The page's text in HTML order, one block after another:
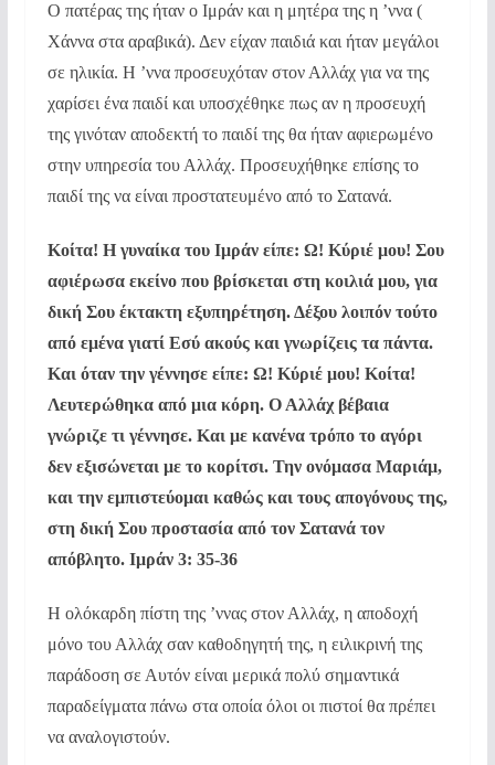
Ο πατέρας της ήταν ο Ιμράν και η μητέρα της η ’ννα (
Χάννα στα αραβικά). Δεν είχαν παιδιά και ήταν μεγάλοι
σε ηλικία. Η ’ννα προσευχόταν στον Αλλάχ για να της
χαρίσει ένα παιδί και υποσχέθηκε πως αν η προσευχή
της γινόταν αποδεκτή το παιδί της θα ήταν αφιερωμένο
στην υπηρεσία του Αλλάχ. Προσευχήθηκε επίσης το
παιδί της να είναι προστατευμένο από το Σατανά.
Κοίτα! Η γυναίκα του Ιμράν είπε: Ω! Κύριέ μου! Σου
αφιέρωσα εκείνο που βρίσκεται στη κοιλιά μου, για
δική Σου έκτακτη εξυπηρέτηση. Δέξου λοιπόν τούτο
από εμένα γιατί Εσύ ακούς και γνωρίζεις τα πάντα.
Και όταν την γέννησε είπε: Ω! Κύριέ μου! Κοίτα!
Λευτερώθηκα από μια κόρη. Ο Αλλάχ βέβαια
γνώριζε τι γέννησε. Και με κανένα τρόπο το αγόρι
δεν εξισώνεται με το κορίτσι. Την ονόμασα Μαριάμ,
και την εμπιστεύομαι καθώς και τους απογόνους της,
στη δική Σου προστασία από τον Σατανά τον
απόβλητο. Ιμράν 3: 35-36
Η ολόκαρδη πίστη της ’ννας στον Αλλάχ, η αποδοχή
μόνο του Αλλάχ σαν καθοδηγητή της, η ειλικρινή της
παράδοση σε Αυτόν είναι μερικά πολύ σημαντικά
παραδείγματα πάνω στα οποία όλοι οι πιστοί θα πρέπει
να αναλογιστούν.